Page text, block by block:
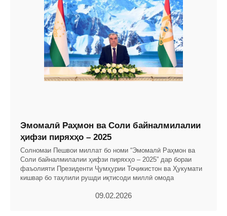
Эмомалӣ Раҳмон ва Соли байналмилалии
ҳифзи пиряхҳо – 2025
Солномаи Пешвои миллат бо номи “Эмомалӣ Раҳмон ва
Соли байналмилалии ҳифзи пиряхҳо – 2025” дар бораи
фаъолияти Президенти Ҷумҳурии Тоҷикистон ва Ҳукумати
кишвар бо таҳлили рушди иқтисоди миллӣ омода
09.02.2026